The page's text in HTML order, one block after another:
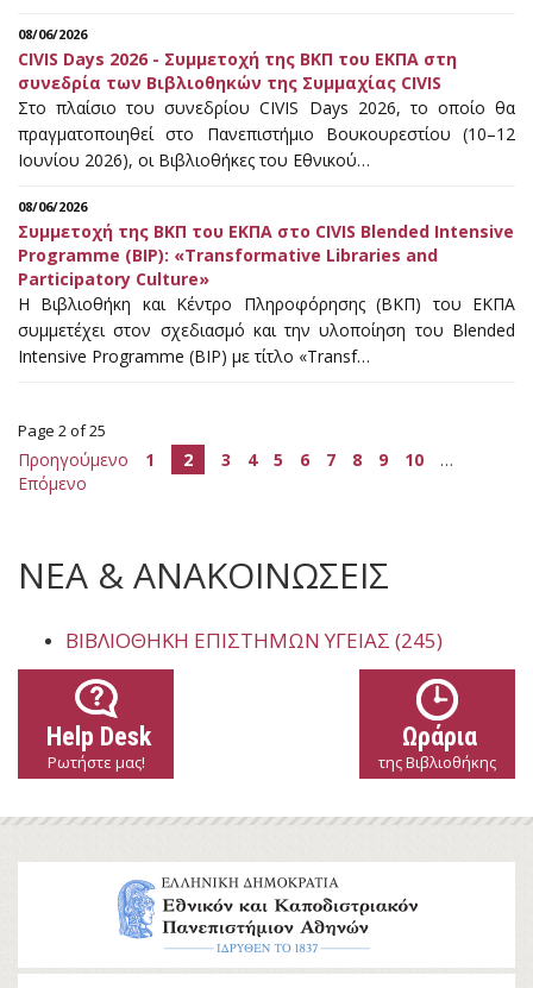
08/06/2026
CIVIS Days 2026 - Συμμετοχή της ΒΚΠ του ΕΚΠΑ στη
συνεδρία των Βιβλιοθηκών της Συμμαχίας CIVIS
Στο πλαίσιο του συνεδρίου CIVIS Days 2026, το οποίο θα
πραγματοποιηθεί στο Πανεπιστήμιο Βουκουρεστίου (10–12
Ιουνίου 2026), οι Βιβλιοθήκες του Εθνικού…
08/06/2026
Συμμετοχή της ΒΚΠ του ΕΚΠΑ στο CIVIS Blended Intensive
Programme (BIP): «Transformative Libraries and
Participatory Culture»
Η Βιβλιοθήκη και Κέντρο Πληροφόρησης (ΒΚΠ) του ΕΚΠΑ
συμμετέχει στον σχεδιασμό και την υλοποίηση του Blended
Intensive Programme (BIP) με τίτλο «Transf…
Page 2 of 25
Προηγούμενο 1 2 3 4 5 6 7 8 9 10
…
Επόμενο
ΝΕΑ & ΑΝΑΚΟΙΝΩΣΕΙΣ
ΒΙΒΛΙΟΘΉΚΗ ΕΠΙΣΤΗΜΏΝ ΥΓΕΊΑΣ (245)
Help Desk
Ρωτήστε μας!
Ωράρια
της Βιβλιοθήκης